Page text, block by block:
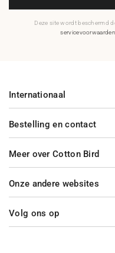
Deze site wordt beschermd
servicevoorwaarden
Bestelling en contact
Meer over Cotton Bird
Internationaal
Onze andere websites
Volg ons op